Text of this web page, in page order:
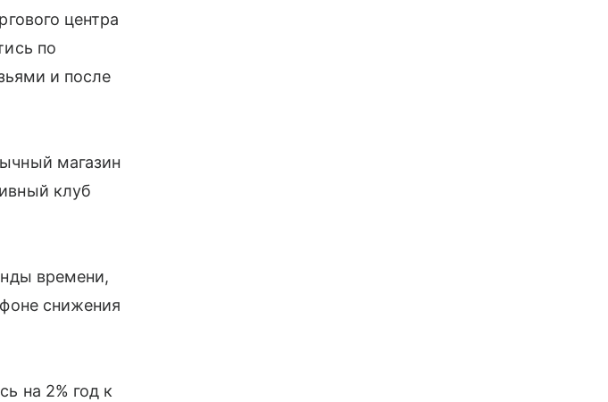
центра
по
и после
магазин
клуб
времени,
снижения
на 2% год к